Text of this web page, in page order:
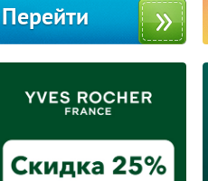
Перейти